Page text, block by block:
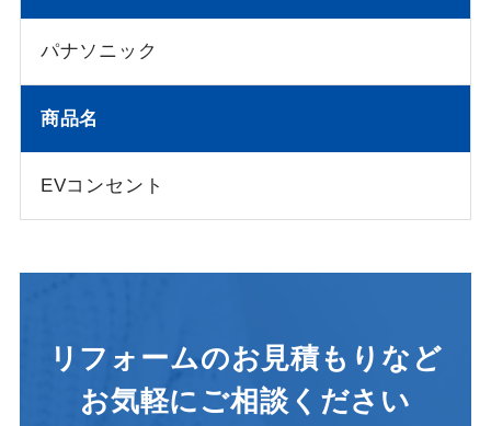
パナソニック
商品名
EVコンセント
リフォームのお見積もりなど
お気軽にご相談ください